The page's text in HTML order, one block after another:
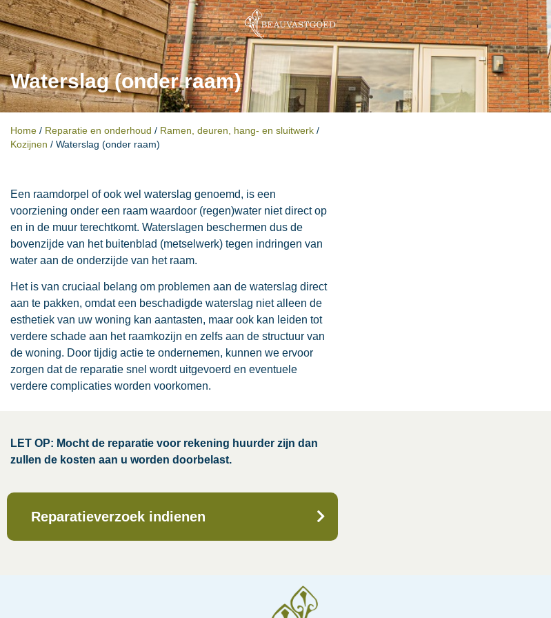
Waterslag (onder raam)
Home / Reparatie en onderhoud / Ramen, deuren, hang- en sluitwerk /
Kozijnen / Waterslag (onder raam)
Een raamdorpel of ook wel waterslag genoemd, is een
voorziening onder een raam waardoor (regen)water niet direct op
en in de muur terechtkomt. Waterslagen beschermen dus de
bovenzijde van het buitenblad (metselwerk) tegen indringen van
water aan de onderzijde van het raam.
Het is van cruciaal belang om problemen aan de waterslag direct
aan te pakken, omdat een beschadigde waterslag niet alleen de
esthetiek van uw woning kan aantasten, maar ook kan leiden tot
verdere schade aan het raamkozijn en zelfs aan de structuur van
de woning. Door tijdig actie te ondernemen, kunnen we ervoor
zorgen dat de reparatie snel wordt uitgevoerd en eventuele
verdere complicaties worden voorkomen.
LET OP: Mocht de reparatie voor rekening huurder zijn dan
zullen de kosten aan u worden doorbelast.
Reparatieverzoek indienen